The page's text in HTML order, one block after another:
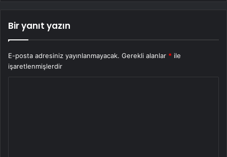
Bir yanıt yazın
E-posta adresiniz yayınlanmayacak. Gerekli alanlar * ile
işaretlenmişlerdir